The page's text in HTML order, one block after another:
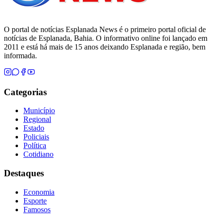
O portal de notícias Esplanada News é o primeiro portal oficial de
notícias de Esplanada, Bahia. O informativo online foi lançado em
2011 e está há mais de 15 anos deixando Esplanada e região, bem
informada.
Categorias
Município
Regional
Estado
Policiais
Política
Cotidiano
Destaques
Economia
Esporte
Famosos